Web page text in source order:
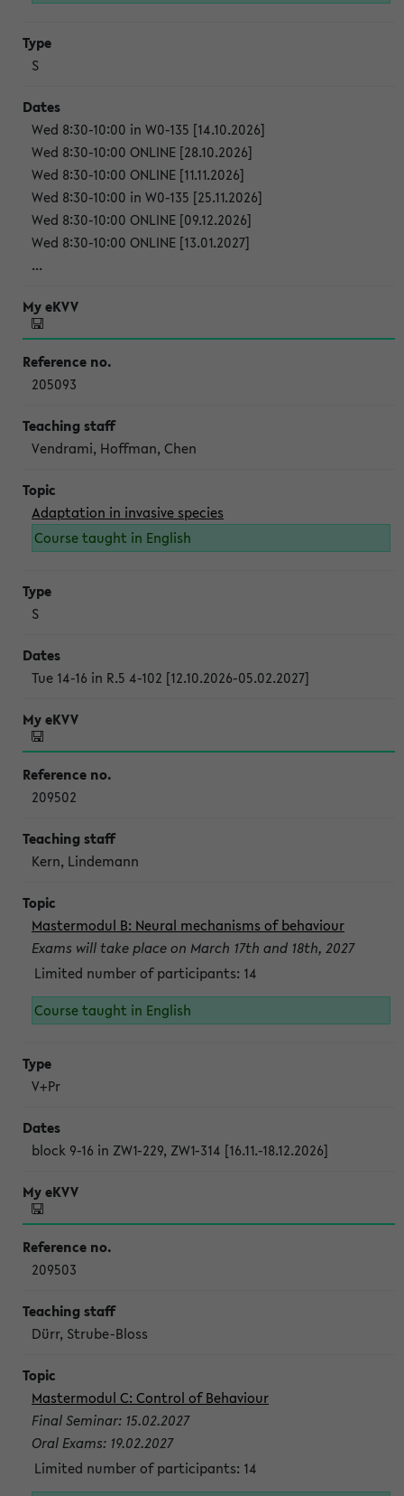
S
Wed 8:30-10:00 in W0-135 [14.10.2026]
Wed 8:30-10:00 ONLINE [28.10.2026]
Wed 8:30-10:00 ONLINE [11.11.2026]
Wed 8:30-10:00 in W0-135 [25.11.2026]
Wed 8:30-10:00 ONLINE [09.12.2026]
Wed 8:30-10:00 ONLINE [13.01.2027]
...
205093
Vendrami, Hoffman, Chen
Adaptation in invasive species
Course taught in English
S
Tue 14-16 in R.5 4-102 [12.10.2026-05.02.2027]
209502
Kern, Lindemann
Mastermodul B: Neural mechanisms of behaviour
Exams will take place on March 17th and 18th, 2027
Limited number of participants: 14
Course taught in English
V+Pr
block 9-16 in ZW1-229, ZW1-314 [16.11.-18.12.2026]
209503
Dürr, Strube-Bloss
Mastermodul C: Control of Behaviour
Final Seminar: 15.02.2027
Oral Exams: 19.02.2027
Limited number of participants: 14